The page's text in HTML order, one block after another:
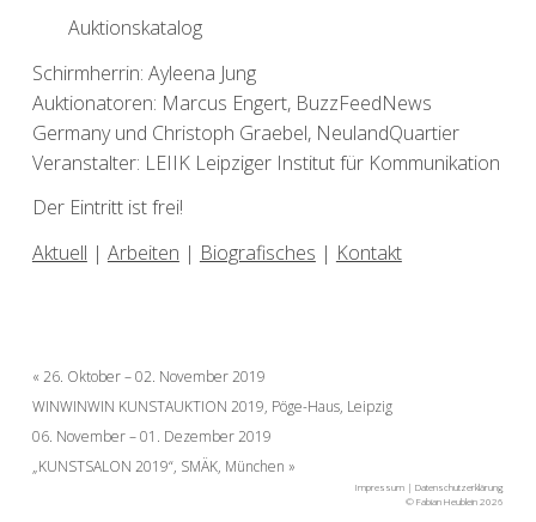
Auktionskatalog
Schirmherrin: Ayleena Jung
Auktionatoren: Marcus Engert, BuzzFeedNews
Germany und Christoph Graebel, NeulandQuartier
Veranstalter: LEIIK Leipziger Institut für Kommunikation
Der Eintritt ist frei!
Aktuell | Arbeiten | Biografisches | Kontakt
Beitragsnavigation
26. Oktober – 02. November 2019
WINWINWIN KUNSTAUKTION 2019, Pöge-Haus, Leipzig
06. November – 01. Dezember 2019
„KUNSTSALON 2019“, SMÄK, München
Impressum |Datenschutzerklärung
© Fabian Heublein 2026